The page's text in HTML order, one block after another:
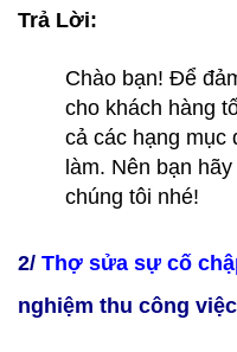
Trả Lời:
Chào bạn! Để
cho khách hàng
cả các hạng mục
làm. Nên bạn
chúng tôi nhé!
2/ Thợ sửa sự cố
nghiệm thu công